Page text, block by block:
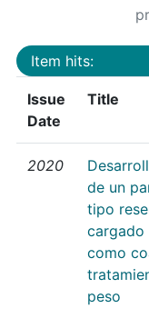
Item hits:
Issue
Date
Title
2020
de un
tipo
cargado
como
peso